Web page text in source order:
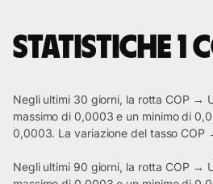
Statistiche 1
Negli ultimi 30 giorni, la rotta COP →
massimo di 0,0003 e un minimo di
0,0003. La variazione del tasso COP
Negli ultimi 90 giorni, la rotta COP →